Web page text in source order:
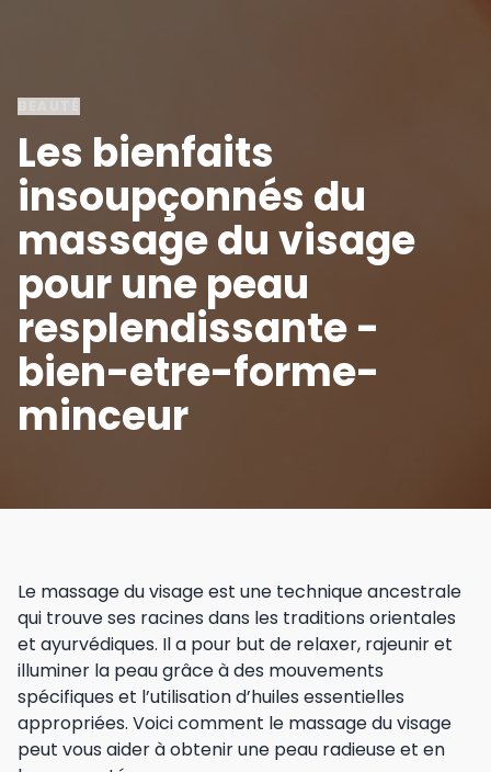
Les bienfaits
insoupçonnés du
massage du visage
pour une peau
resplendissante -
bien-etre-forme-
minceur
Le massage du visage est une technique ancestrale
qui trouve ses racines dans les traditions orientales
et ayurvédiques. Il a pour but de relaxer, rajeunir et
illuminer la peau grâce à des mouvements
spécifiques et l’utilisation d’huiles essentielles
appropriées. Voici comment le massage du visage
peut vous aider à obtenir une peau radieuse et en